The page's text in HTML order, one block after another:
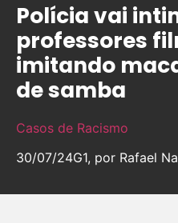
Polícia vai
professores
imitando
de samba
Casos de Racismo
30/07/24G1, por Rafael